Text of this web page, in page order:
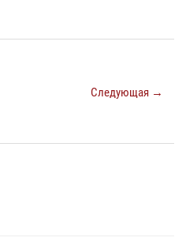
Следующая →